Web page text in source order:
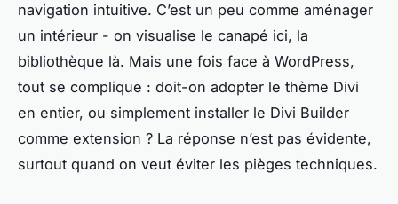
navigation intuitive. C’est un peu comme aménager
un intérieur - on visualise le canapé ici, la
bibliothèque là. Mais une fois face à WordPress,
tout se complique : doit-on adopter le thème Divi
en entier, ou simplement installer le Divi Builder
comme extension ? La réponse n’est pas évidente,
surtout quand on veut éviter les pièges techniques.